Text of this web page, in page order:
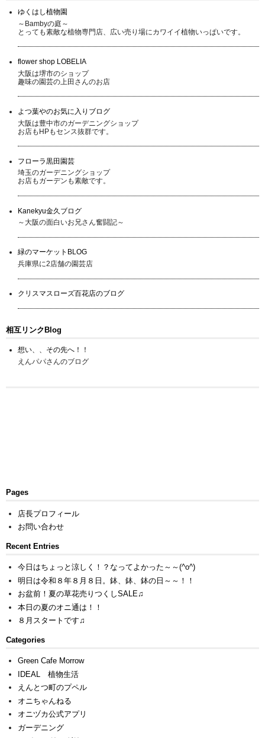
ゆくはし植物園
～Bambyの庭～
とっても素敵な植物専門店、広い売り場にカワイイ植物いっぱいです。
flower shop LOBELIA
大阪は堺市のショップ
趣味の園芸の上田さんのお店
よつ葉やのお気に入りブログ
大阪は豊中市のガーデニングショップ
お店もHPもセンス抜群です。
フローラ黒田園芸
埼玉のガーデニングショップ
お店もガーデンも素敵です。
Kanekyu金久ブログ
～大阪の面白いお兄さん奮闘記～
緑のマーケットBLOG
兵庫県に2店舗の園芸店
クリスマスローズ百花店のブログ
相互リンクBlog
想い、、その先へ！！
えんパパさんのブログ
Pages
店長プロフィール
お問い合わせ
Recent Entries
今日はちょっと涼しく！？なってよかった～～(^o^)
明日は令和８年８月８日。鉢、鉢、鉢の日～～！！
お盆前！夏の草花売りつくしSALE♫
本日の夏のオニ通は！！
８月スタートです♫
Categories
Green Cafe Morrow
IDEAL 植物生活
えんとつ町のプペル
オニちゃんねる
オニヅカ公式アプリ
ガーデニング